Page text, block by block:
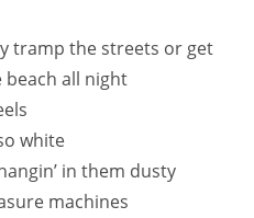
tramp the streets or get
all night
white
in them dusty
machines